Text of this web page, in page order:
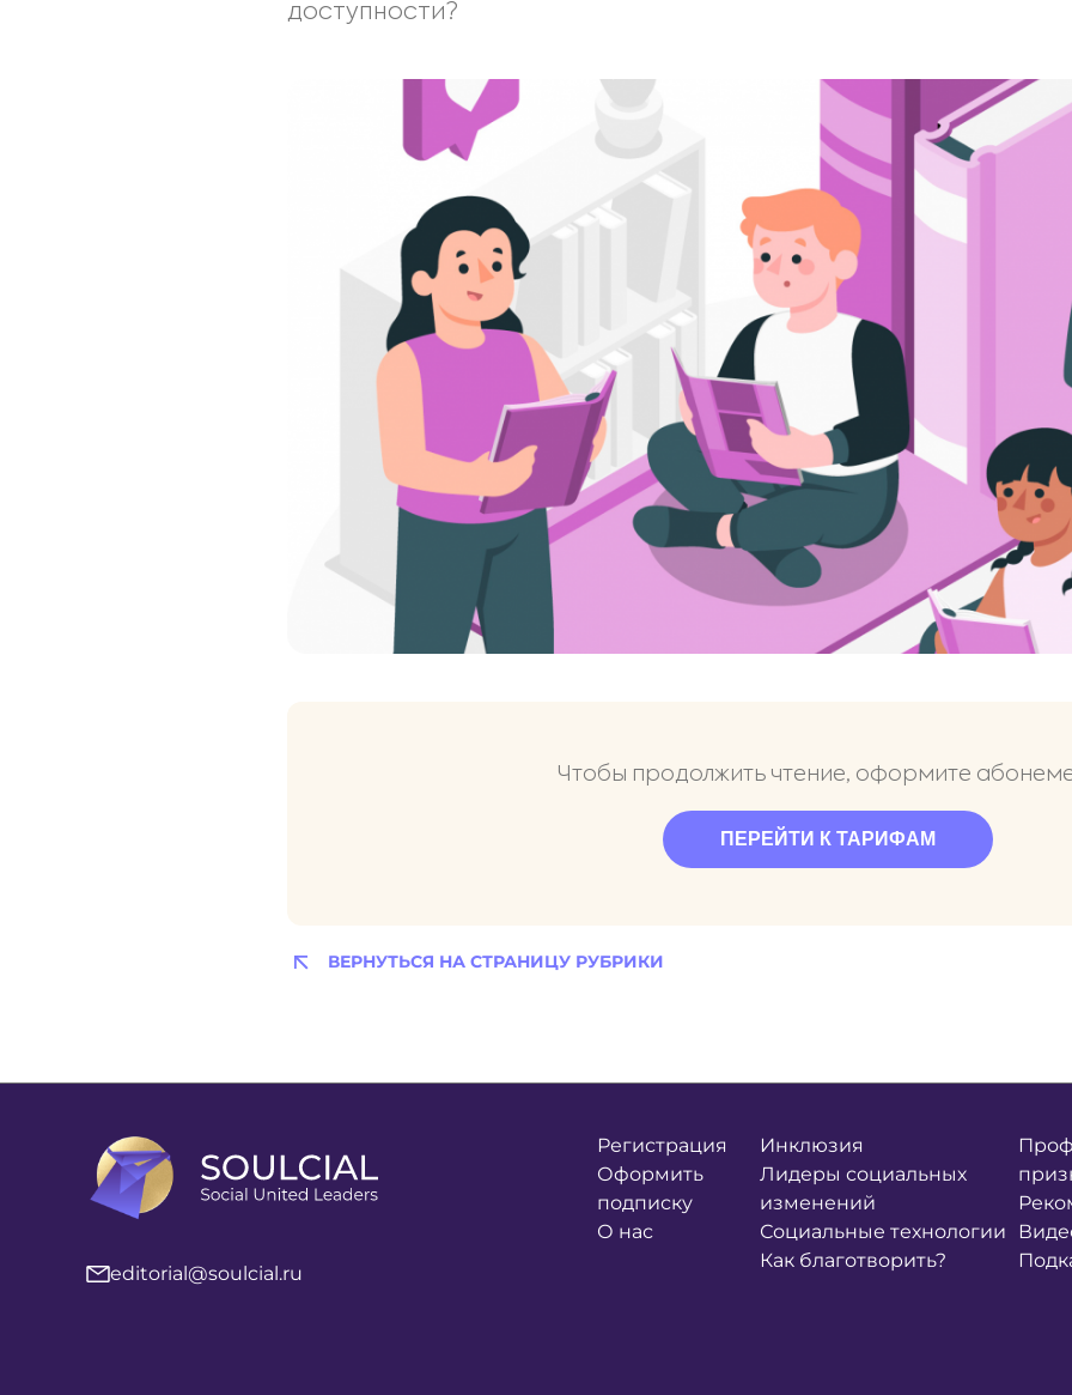
доступности?
Чтобы продолжить чтение, оформите
ПЕРЕЙТИ К ТАРИФАМ
ВЕРНУТЬСЯ НА СТРАНИЦУ РУБРИКИ
editorial@soulcial.ru
Регистрация
Оформить
подписку
О нас
Инклюзия
Лидеры социальных
изменений
Социальные технологии
Как благотворить?